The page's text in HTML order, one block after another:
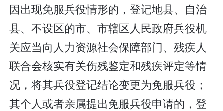
因出现免服兵役情形的，登记地县、自治
县、不设区的市、市辖区人民政府兵役机
关应当向人力资源社会保障部门、残疾人
联合会核实有关伤残鉴定和残疾评定等情
况，将其兵役登记结论变更为免服兵役；
其个人或者亲属提出免服兵役申请的，登